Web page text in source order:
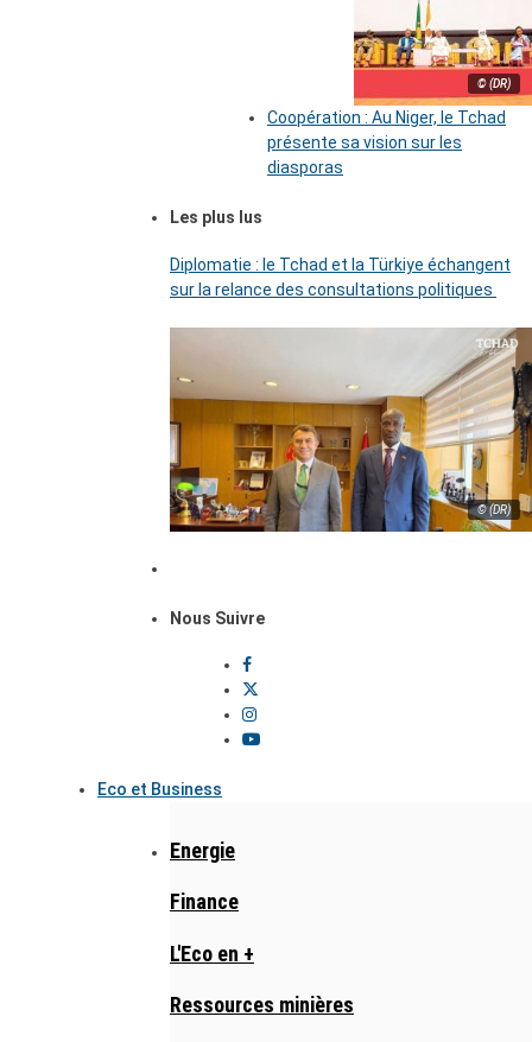
© (DR)
Coopération : Au Niger, le Tchad
présente sa vision sur les
diasporas
Les plus lus
Diplomatie : le Tchad et la Türkiye échangent
sur la relance des consultations politiques
© (DR)
Nous Suivre
Eco et Business
Energie
Finance
L'Eco en +
Ressources minières